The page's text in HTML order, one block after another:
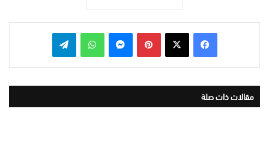
بينتيريست واتساب
مقالات ذات صلة